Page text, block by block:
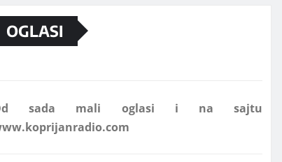
OGLASI
Marketing telefon 062 463 002